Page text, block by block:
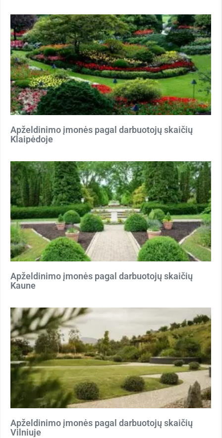
Apželdinimo įmonės pagal darbuotojų skaičių
Klaipėdoje
Apželdinimo įmonės pagal darbuotojų skaičių
Kaune
Apželdinimo įmonės pagal darbuotojų skaičių
Vilniuje